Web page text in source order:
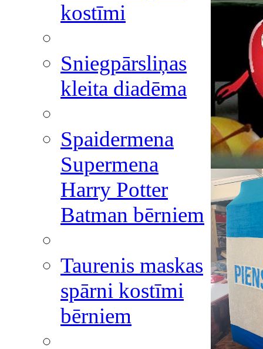
kostīmi
Sniegpārsliņas
kleita diadēma
Spaidermena
Supermena
Harry Potter
Batman bērniem
Taurenis maskas
spārni kostīmi
bērniem